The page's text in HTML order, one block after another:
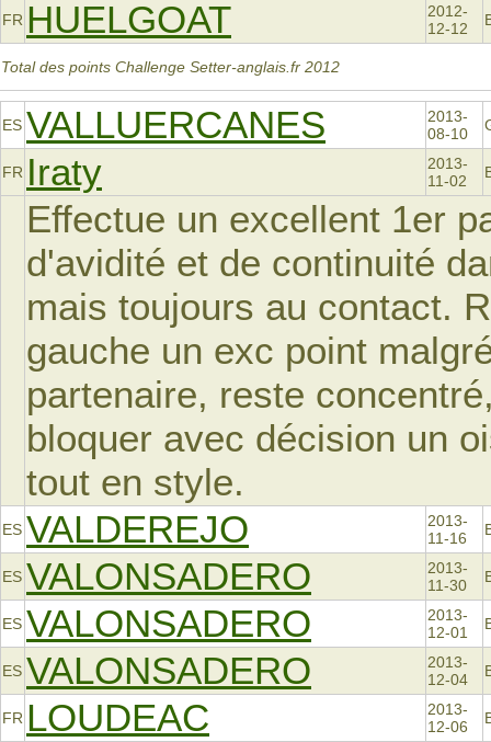
FR HUELGOAT
2012-
12-12
Total des points Challenge Setter-anglais.fr 2012
ES VALLUERCANES
2013-
08-10
FR Iraty
2013-
11-02
Effectue un excellent 1er
d'avidité et de continuité
mais toujours au contact.
gauche un exc point
partenaire, reste
bloquer avec décision un
tout en style.
ES VALDEREJO
2013-
11-16
ES VALONSADERO
2013-
11-30
ES VALONSADERO
2013-
12-01
ES VALONSADERO
2013-
12-04
FR LOUDEAC
2013-
12-06